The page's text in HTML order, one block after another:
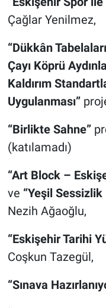
Çağlar Yenilmez,
“Dükkân
Çayı Köprü
Kaldırım
Uygulanması”
“Birlikte Sahne”
(katılamadı)
“Art Block –
ve “Yeşil
Nezih Ağaoğlu,
“Eskişehir Tarihi
Coşkun Tazegül,
“Sınava